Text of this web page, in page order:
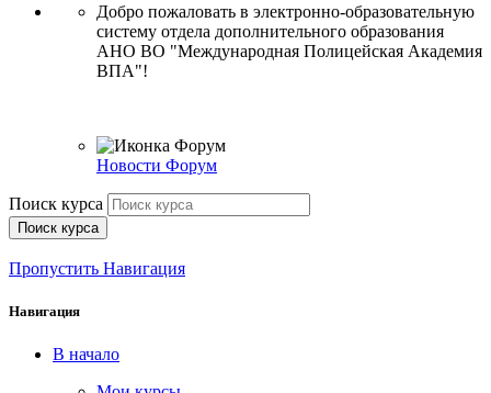
Добро пожаловать в электронно-образовательную
систему отдела дополнительного образования
АНО ВО "Международная Полицейская Академия
ВПА"!
Новости Форум
Поиск курса
Поиск курса
Пропустить Навигация
Навигация
В начало